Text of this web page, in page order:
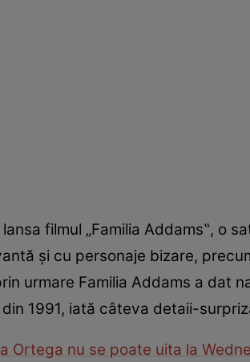
lansa filmul „Familia Addams‟, o
și cu personaje bizare,
urmare Familia Addams a dat
1991, iată câteva detaii-
Ortega nu se poate uita la